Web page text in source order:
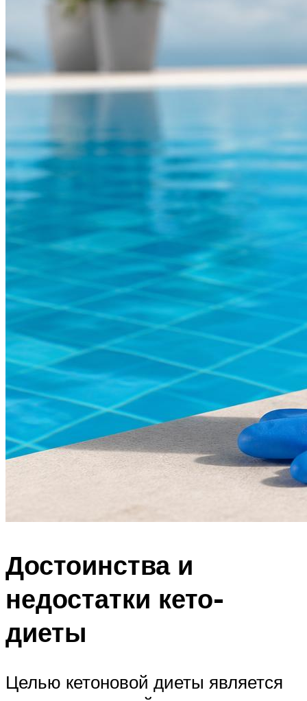
Достоинства и
недостатки кето-
диеты
Целью кетоновой диеты является